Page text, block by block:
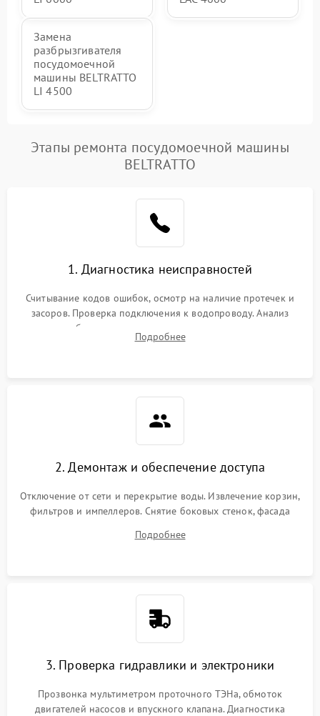
Замена
разбрызгивателя
посудомоечной
машины BELTRATTO
LI 4500
Этапы ремонта посудомоечной машины
BELTRATTO
1. Диагностика неисправностей
Считывание кодов ошибок, осмотр на наличие протечек и
засоров. Проверка подключения к водопроводу. Анализ
жалоб на отсутствие слива, нагрева, вращения
разбрызгивателей или срабатывание системы защиты
Подробнее
2. Демонтаж и обеспечение доступа
Отключение от сети и перекрытие воды. Извлечение корзин,
фильтров и импеллеров. Снятие боковых стенок, фасада
циркуляционному насосу, ТЭНу и сливной помпе.
Подробнее
3. Проверка гидравлики и электроники
Прозвонка мультиметром проточного ТЭНа, обмоток
двигателей насосов и впускного клапана. Диагностика